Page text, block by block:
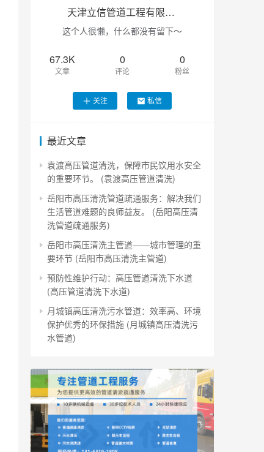
天津立信管道工程有限公司
这个人很懒，什么都没有留下～
67.3K
文章
0
评论
0
粉丝
关注 私信
最近文章
袁渡高压管道清洗，保障市民饮用水安全
的重要环节。 (袁渡高压管道清洗)
岳阳市高压清洗管道疏通服务：解决我们
生活管道难题的良师益友。 (岳阳高压清
洗管道疏通服务)
岳阳市高压清洗主管道——城市管理的重
要环节 (岳阳市高压清洗主管道)
预防性维护行动：高压管道清洗下水道
(高压管道清洗下水道)
月城镇高压清洗污水管道：效率高、环境
保护优秀的环保措施 (月城镇高压清洗污
水管道)